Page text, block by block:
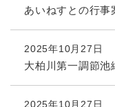
あいねすとの行事
2025年10月27日
大柏川第一調節池
2025年10月27日